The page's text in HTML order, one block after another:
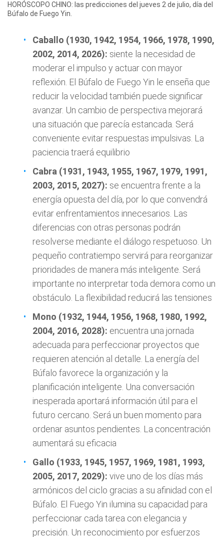
HORÓSCOPO CHINO: las predicciones del jueves 2 de julio, día del
Búfalo de Fuego Yin.
Caballo (1930, 1942, 1954, 1966, 1978, 1990,
2002, 2014, 2026): siente la necesidad de
moderar el impulso y actuar con mayor
reflexión. El Búfalo de Fuego Yin le enseña que
reducir la velocidad también puede significar
avanzar. Un cambio de perspectiva mejorará
una situación que parecía estancada. Será
conveniente evitar respuestas impulsivas. La
paciencia traerá equilibrio
Cabra (1931, 1943, 1955, 1967, 1979, 1991,
2003, 2015, 2027): se encuentra frente a la
energía opuesta del día, por lo que convendrá
evitar enfrentamientos innecesarios. Las
diferencias con otras personas podrán
resolverse mediante el diálogo respetuoso. Un
pequeño contratiempo servirá para reorganizar
prioridades de manera más inteligente. Será
importante no interpretar toda demora como un
obstáculo. La flexibilidad reducirá las tensiones
Mono (1932, 1944, 1956, 1968, 1980, 1992,
2004, 2016, 2028): encuentra una jornada
adecuada para perfeccionar proyectos que
requieren atención al detalle. La energía del
Búfalo favorece la organización y la
planificación inteligente. Una conversación
inesperada aportará información útil para el
futuro cercano. Será un buen momento para
ordenar asuntos pendientes. La concentración
aumentará su eficacia
Gallo (1933, 1945, 1957, 1969, 1981, 1993,
2005, 2017, 2029): vive uno de los días más
armónicos del ciclo gracias a su afinidad con el
Búfalo. El Fuego Yin ilumina su capacidad para
perfeccionar cada tarea con elegancia y
precisión. Un reconocimiento por esfuerzos